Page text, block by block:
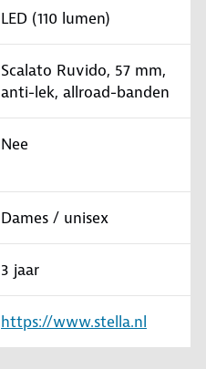
LED (110 lumen)
Scalato Ruvido, 57 mm,
anti-lek, allroad-banden
Nee
Dames / unisex
3 jaar
https://www.stella.nl